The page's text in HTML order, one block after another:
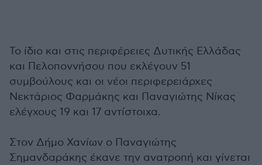
Το ίδιο και στις περιφέρειες Δυτικής Ελλάδας
και Πελοποννήσου που εκλέγουν 51
συμβούλους και οι νέοι περιφερειάρχες
Νεκτάριος Φαρμάκης και Παναγιώτης Νίκας
ελέγχους 19 και 17 αντίστοιχα.
Στον Δήμο Χανίων ο Παναγιώτης
Σημανδαράκης έκανε την ανατροπή και γίνεται